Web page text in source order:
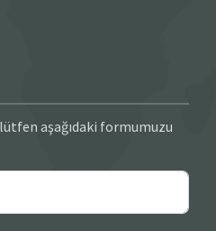
aşağıdaki formumuzu